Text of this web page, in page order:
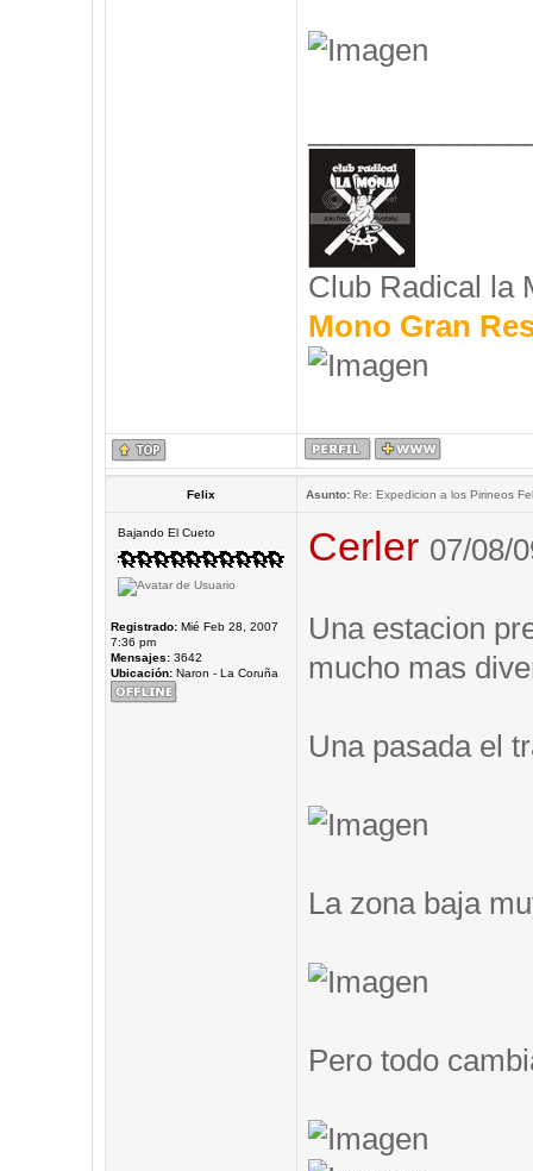
Club Radical la
Mono Gran
Felix Asunto:Re: Expedicion a los Pirineos
Bajando El Cueto
Registrado:Mié Feb 28, 2007
7:36 pm
Mensajes:3642
Ubicación:Naron - La Coruña
Cerler 07/08/
Una estacion
mucho mas
Una pasada el
La zona baja
Pero todo